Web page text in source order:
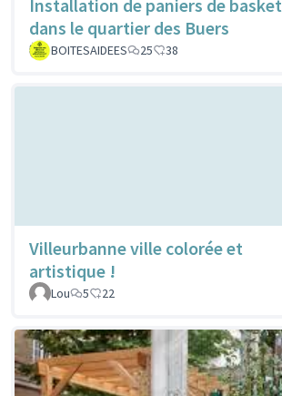
Installation de paniers de basket
dans le quartier des Buers
BOITESAIDEES 25 38
Villeurbanne ville colorée et
artistique !
Lou 5 22